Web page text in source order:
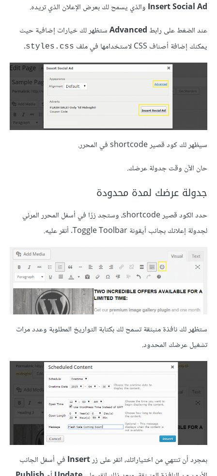
Insert Social Ad والذي يسمح لك بعرض الإعلان الذي تريده.
عند الضغط على رابطAdvancedستظهر لك خيارات إضافية حيث
يمكنك إضافة أصناف CSS لاستخدامها في ملف
styles.css
.
سيظهر لك كود قصير shortcode في المحرر.
حان الآن وقت جدولة عرضك.
جدولة عرضك لمدة محدودة
حدد الكود قصير shortcode، وستجد زرًا في أسفل المحرر المرئي
لجدولة إعلانك بجانب أيقونة Toggle Toolbar. أنقر عليه.
ستظهر لك نافذة منبثقة تسمح لك بكتابة التواريخ المطلوبة وعدد مرات
تشغيل عرضك المحدود.
بمجرد أن تنتهي من اختياراتك، انقر على زرInsert في أسفل الجانب